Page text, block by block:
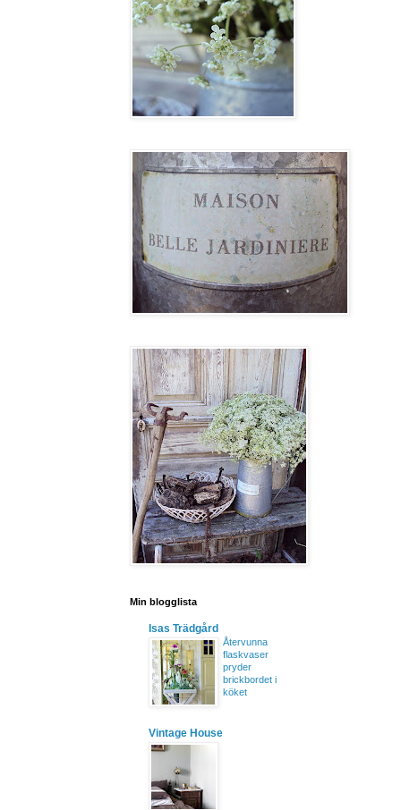
Min blogglista
Isas Trädgård
Återvunna
flaskvaser
pryder
brickbordet i
köket
Vintage House